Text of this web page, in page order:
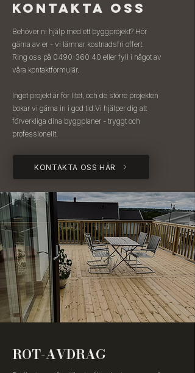
KONTAKTA OSS
Behöver ni hjälp med ett byggprojekt? Hör
gärna av er - vi lämnar kostnadsfri offert.
Ring oss på 0490-360 40 eller fyll i något av
våra kontaktformulär.
Inget projekt är för litet, och de större projekten
bokar vi gärna in i god tid.Vi hjälper dig att
förverkliga dina byggplaner - tryggt och
professionellt.
KONTAKTA OSS HÄR
ROT-AVDRAG